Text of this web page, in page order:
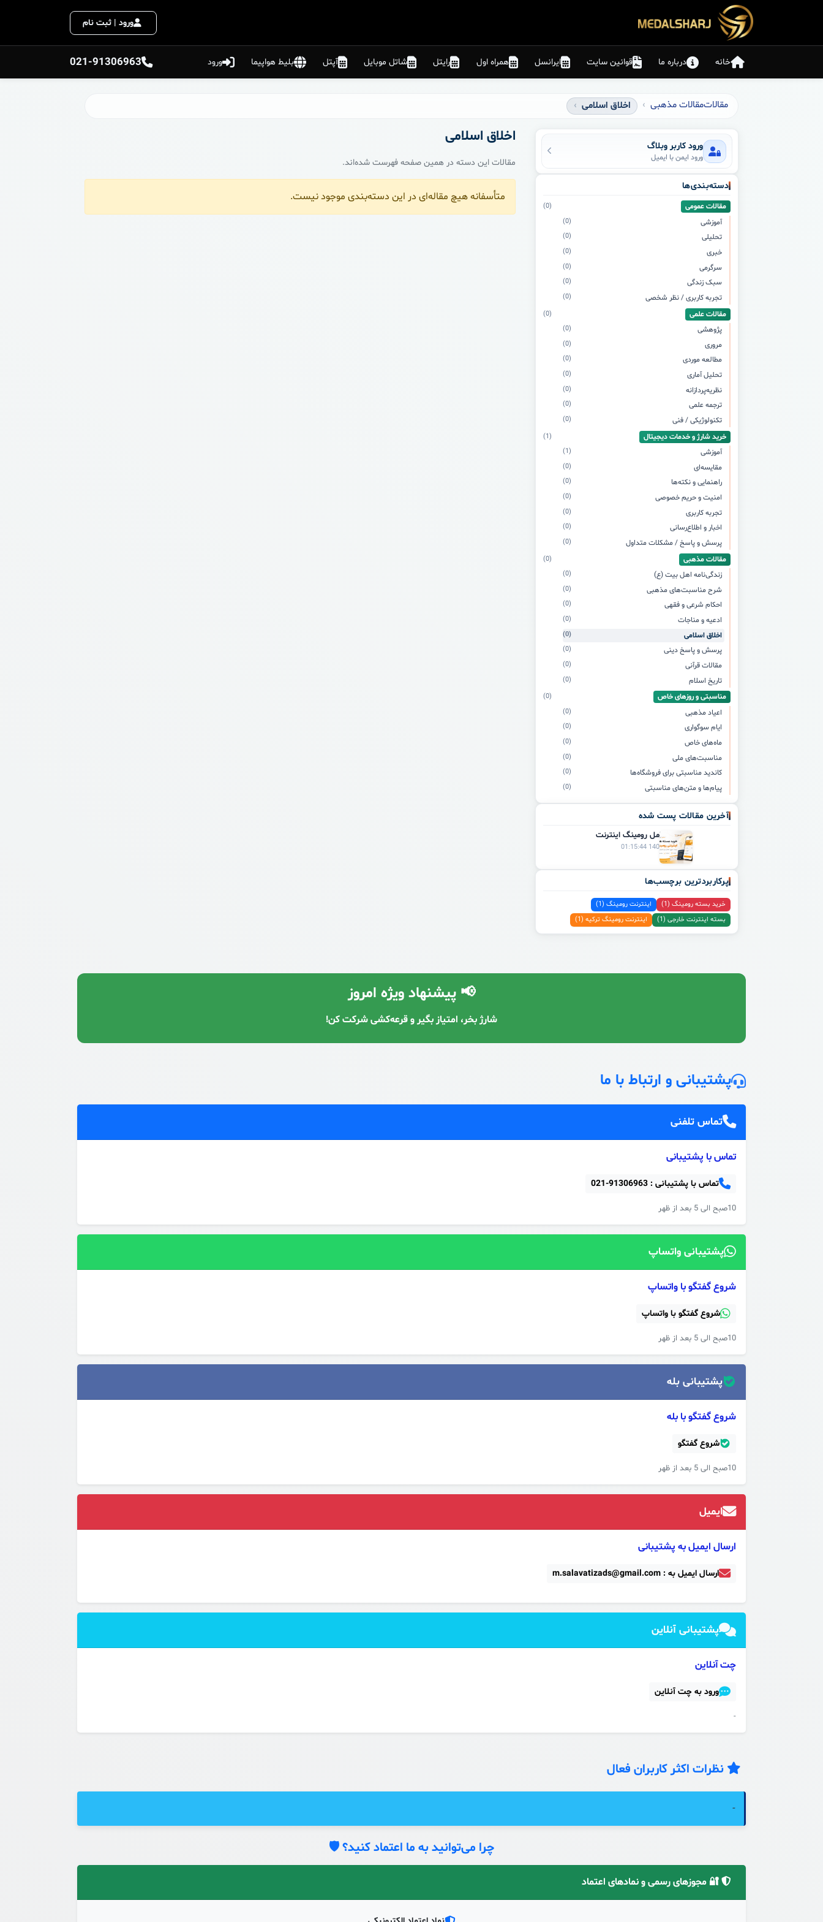
ورود | ثبت نام
خانه درباره ما قوانین سایت ایرانسل همراه اول رایتل شاتل موبایل آپتل بلیط هواپیما ورود 021-91306963
مقالاتمقالات مذهبی اخلاق اسلامی
ورود کاربر وبلاگ
ورود ایمن با ایمیل
دسته‌بندی‌ها
مقالات عمومی (0)
آموزشی (0)
تحلیلی (0)
خبری (0)
سرگرمی (0)
سبک زندگی (0)
تجربه کاربری / نظر شخصی (0)
مقالات علمی (0)
پژوهشی (0)
مروری (0)
مطالعه موردی (0)
تحلیل آماری (0)
نظریه‌پردازانه (0)
ترجمه علمی (0)
تکنولوژیکی / فنی (0)
خرید شارژ و خدمات دیجیتال (1)
آموزشی (1)
مقایسه‌ای (0)
راهنمایی و نکته‌ها (0)
امنیت و حریم خصوصی (0)
تجربه کاربری (0)
اخبار و اطلاع‌رسانی (0)
پرسش و پاسخ / مشکلات متداول (0)
مقالات مذهبی (0)
زندگی‌نامه اهل بیت (ع) (0)
شرح مناسبت‌های مذهبی (0)
احکام شرعی و فقهی (0)
ادعیه و مناجات (0)
اخلاق اسلامی (0)
پرسش و پاسخ دینی (0)
مقالات قرآنی (0)
تاریخ اسلام (0)
مناسبتی و روزهای خاص (0)
اعیاد مذهبی (0)
ایام سوگواری (0)
ماه‌های خاص (0)
مناسبت‌های ملی (0)
کاندید مناسبتی برای فروشگاه‌ها (0)
پیام‌ها و متن‌های مناسبتی (0)
آخرین مقالات پست شده
راهنمای کامل رومینگ اینترنت
1405/04/03 01:15:44
پرکاربردترین برچسب‌ها
خرید بسته رومینگ (1)
اینترنت رومینگ (1)
بسته اینترنت خارجی (1)
اینترنت رومینگ ترکیه (1)
اخلاق اسلامی
مقالات این دسته در همین صفحه فهرست شده‌اند.
متأسفانه هیچ مقاله‌ای در این دسته‌بندی موجود نیست.
📢 پیشنهاد ویژه امروز
با معرفی دوستان، شارژ رایگان دریافت کن! 🔥
پشتیبانی و ارتباط با ما
تماس تلفنی
تماس با پشتیبانی
تماس با پشتیبانی : 021-91306963
10صبح الی 5 بعد از ظهر
پشتیبانی واتساپ
شروع گفتگو با واتساپ
شروع گفتگو با واتساپ
10صبح الی 5 بعد از ظهر
پشتیبانی بله
شروع گفتگو با بله
شروع گفتگو
10صبح الی 5 بعد از ظهر
ایمیل
ارسال ایمیل به پشتیبانی
ارسال ایمیل به : m.salavatizads@gmail.com
پشتیبانی آنلاین
چت آنلاین
ورود به چت آنلاین
-
نظرات اکثر کاربران فعال
-
چرا می‌توانید به ما اعتماد کنید؟ 🛡️
🔐 مجوزهای رسمی و نمادهای اعتماد